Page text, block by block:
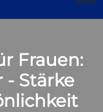
Frauen:
- Stärke